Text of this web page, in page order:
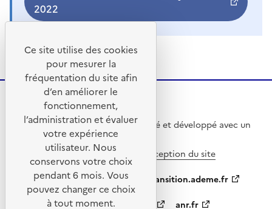
2022
Ce site internet a été pensé et développé avec un
objectif d’écoconception.
En savoir plus sur l’écoconception du site
ademe.fr
agirpourlatransition.ademe.fr
appelsprojetsrecherche.fr
anr.fr
Ce site utilise des cookies
pour mesurer la
fréquentation du site afin
d’en améliorer le
fonctionnement,
l’administration et évaluer
votre expérience
utilisateur. Nous
conservons votre choix
pendant 6 mois. Vous
pouvez changer ce choix
à tout moment.